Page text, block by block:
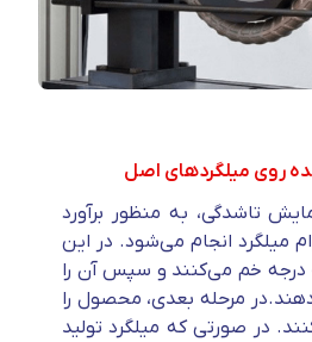
تاشدگی، به منظور برآورد
میلگرد انجام می‌شود. در این
آزمایش مصول را 45 درجه خم می‌کنند و سپس آن را
مرحله بعدی، محصول را
می‌کنند. در صورتی که میلگرد تولید